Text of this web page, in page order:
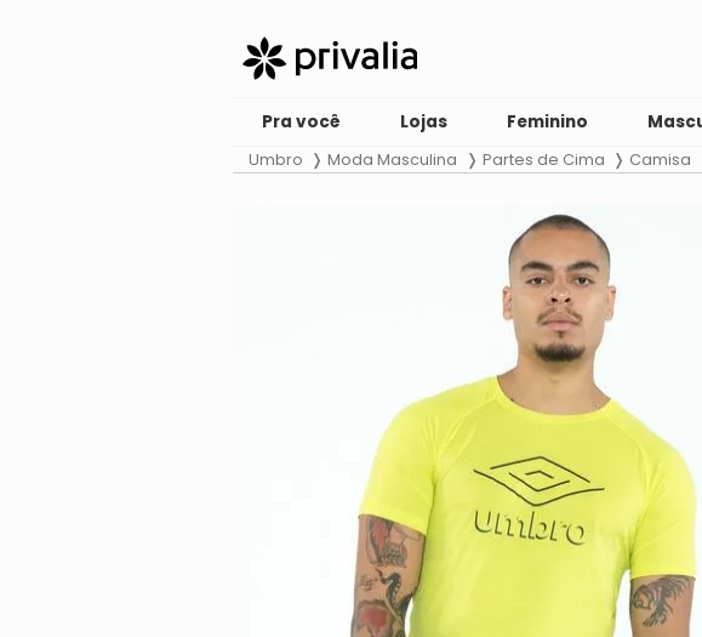
Pra você Lojas Feminino
Umbro Moda Masculina Partes de Cima Camisa